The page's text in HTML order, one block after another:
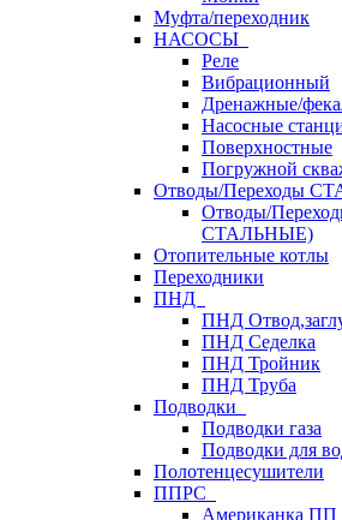
Муфта/переходник
НАСОСЫ
Реле
Вибрационный
Дренажные/
Насосные
Поверхностные
Погружной
Отводы/Переходы
Отводы/
СТАЛЬНЫЕ)
Отопительные котлы
Переходники
ПНД
ПНД
ПНД Седелка
ПНД Тройник
ПНД Труба
Подводки
Подводки газа
Подводки для
Полотенцесушители
ППРС
Американка ПП